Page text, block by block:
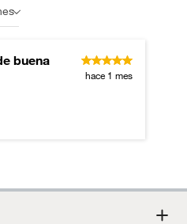
buena
hace 1 mes